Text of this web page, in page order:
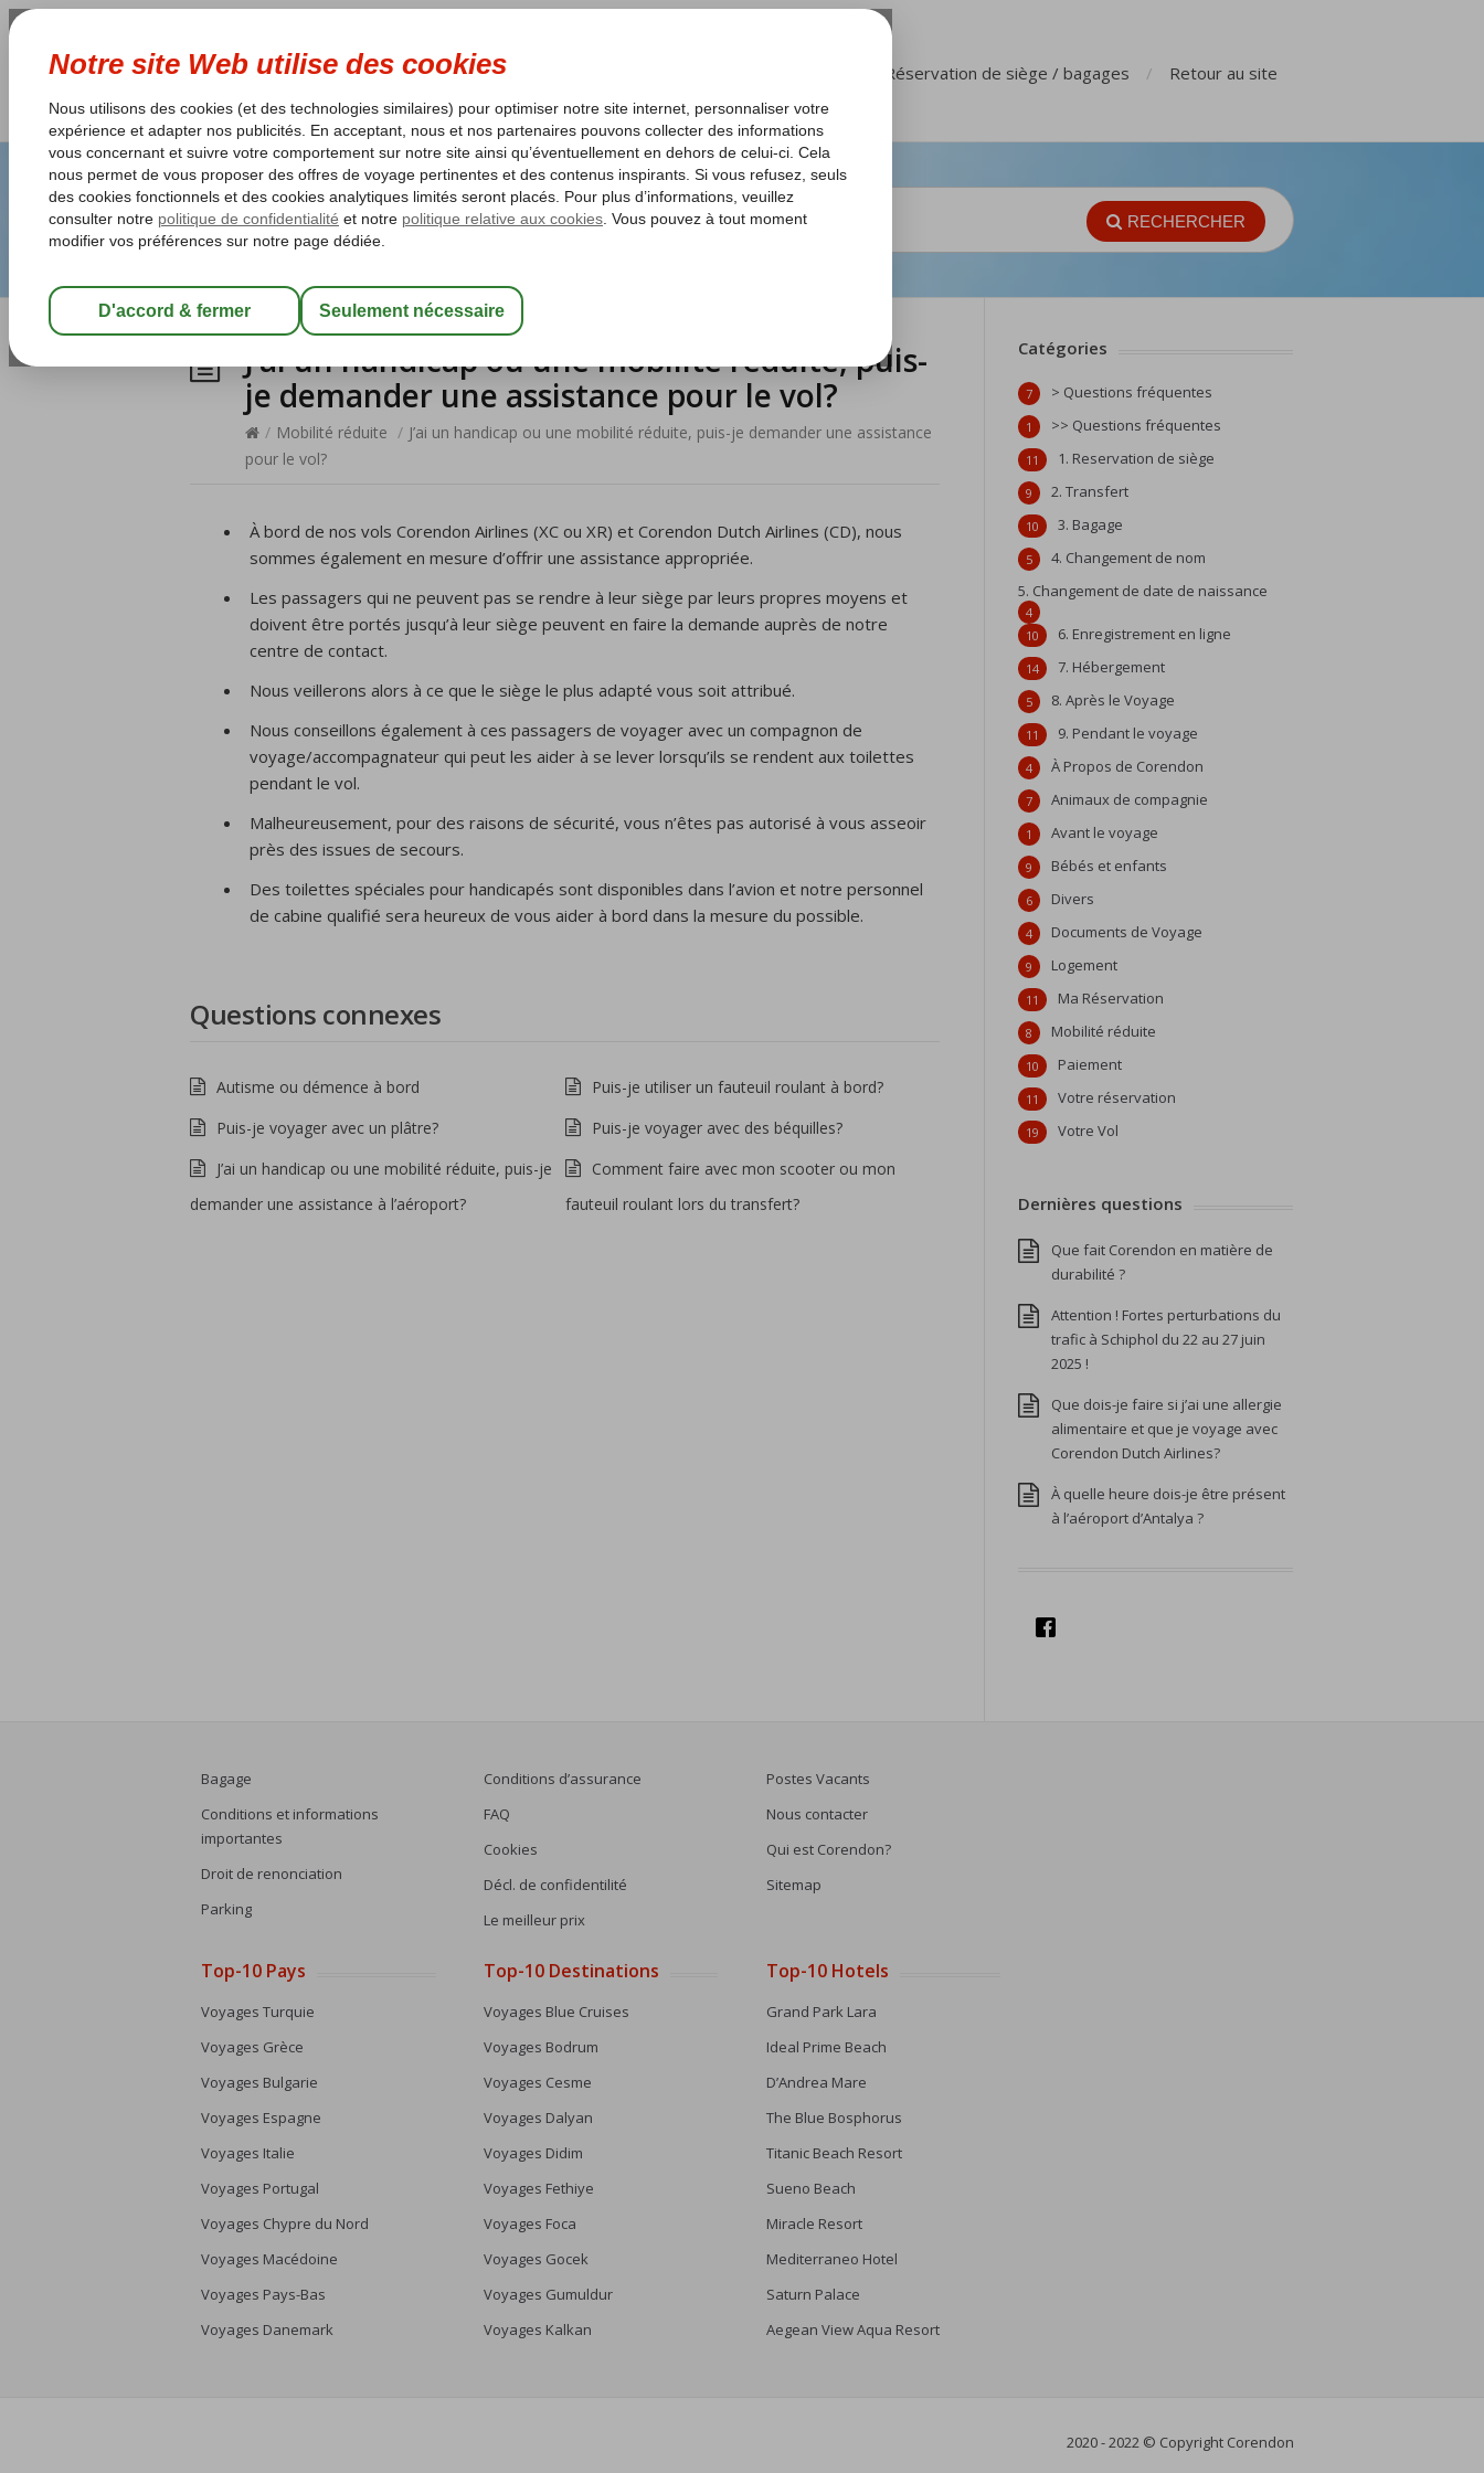
Réservation de siège / bagages Retour au site
RECHERCHER
J’ai un handicap ou une mobilité réduite, puis-
je demander une assistance pour le vol?
/ Mobilité réduite / J’ai un handicap ou une mobilité réduite, puis-je demander une assistance
pour le vol?
À bord de nos vols Corendon Airlines (XC ou XR) et Corendon Dutch Airlines (CD), nous
sommes également en mesure d’offrir une assistance appropriée.
Les passagers qui ne peuvent pas se rendre à leur siège par leurs propres moyens et
doivent être portés jusqu’à leur siège peuvent en faire la demande auprès de notre
centre de contact.
Nous veillerons alors à ce que le siège le plus adapté vous soit attribué.
Nous conseillons également à ces passagers de voyager avec un compagnon de
voyage/accompagnateur qui peut les aider à se lever lorsqu’ils se rendent aux toilettes
pendant le vol.
Malheureusement, pour des raisons de sécurité, vous n’êtes pas autorisé à vous asseoir
près des issues de secours.
Des toilettes spéciales pour handicapés sont disponibles dans l’avion et notre personnel
de cabine qualifié sera heureux de vous aider à bord dans la mesure du possible.
Questions connexes
Autisme ou démence à bord
Puis-je utiliser un fauteuil roulant à bord?
Puis-je voyager avec un plâtre?
Puis-je voyager avec des béquilles?
J’ai un handicap ou une mobilité réduite, puis-je
demander une assistance à l’aéroport?
Comment faire avec mon scooter ou mon
fauteuil roulant lors du transfert?
Catégories
> Questions fréquentes
7
>> Questions fréquentes
1
1. Reservation de siège
11
2. Transfert
9
3. Bagage
10
4. Changement de nom
5
5. Changement de date de naissance
4
6. Enregistrement en ligne
10
7. Hébergement
14
8. Après le Voyage
5
9. Pendant le voyage
11
À Propos de Corendon
4
Animaux de compagnie
7
Avant le voyage
1
Bébés et enfants
9
Divers
6
Documents de Voyage
4
Logement
9
Ma Réservation
11
Mobilité réduite
8
Paiement
10
Votre réservation
11
Votre Vol
19
Dernières questions
Que fait Corendon en matière de
durabilité ?
Attention ! Fortes perturbations du
trafic à Schiphol du 22 au 27 juin
2025 !
Que dois-je faire si j’ai une allergie
alimentaire et que je voyage avec
Corendon Dutch Airlines?
À quelle heure dois-je être présent
à l’aéroport d’Antalya ?
Bagage
Conditions et informations
importantes
Droit de renonciation
Parking
Conditions d’assurance
FAQ
Cookies
Décl. de confidentilité
Le meilleur prix
Postes Vacants
Nous contacter
Qui est Corendon?
Sitemap
Top-10 Pays
Voyages Turquie
Voyages Grèce
Voyages Bulgarie
Voyages Espagne
Voyages Italie
Voyages Portugal
Voyages Chypre du Nord
Voyages Macédoine
Voyages Pays-Bas
Voyages Danemark
Top-10 Destinations
Voyages Blue Cruises
Voyages Bodrum
Voyages Cesme
Voyages Dalyan
Voyages Didim
Voyages Fethiye
Voyages Foca
Voyages Gocek
Voyages Gumuldur
Voyages Kalkan
Top-10 Hotels
Grand Park Lara
Ideal Prime Beach
D’Andrea Mare
The Blue Bosphorus
Titanic Beach Resort
Sueno Beach
Miracle Resort
Mediterraneo Hotel
Saturn Palace
Aegean View Aqua Resort
2020 - 2022 © Copyright Corendon